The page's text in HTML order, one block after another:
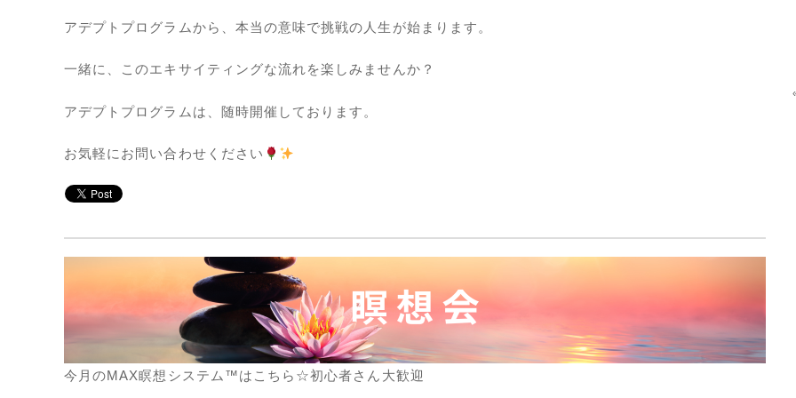
アデプトプログラムから、本当の意味で挑戦の人生が始まります。
一緒に、このエキサイティングな流れを楽しみませんか？
アデプトプログラムは、随時開催しております。
お気軽にお問い合わせください
今月のMAX瞑想システム™はこちら☆初心者さん大歓迎